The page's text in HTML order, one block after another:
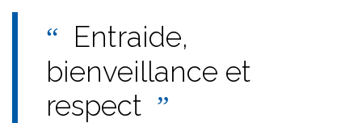
Entraide,
bienveillance et
respect